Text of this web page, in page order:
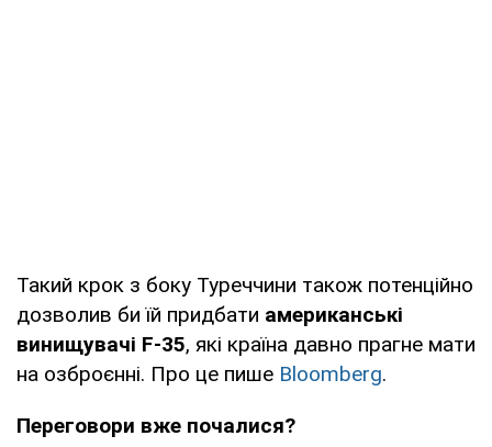
Такий крок з боку Туреччини також потенційно
дозволив би їй придбати американські
винищувачі F-35, які країна давно прагне мати
на озброєнні. Про це пише Bloomberg.
Переговори вже почалися?